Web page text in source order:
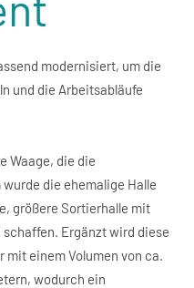
modernisiert, um die
und die Arbeitsabläufe
Waage, die die
die ehemalige Halle
größere Sortierhalle mit
schaffen. Ergänzt wird diese
mit einem Volumen von ca.
wodurch ein